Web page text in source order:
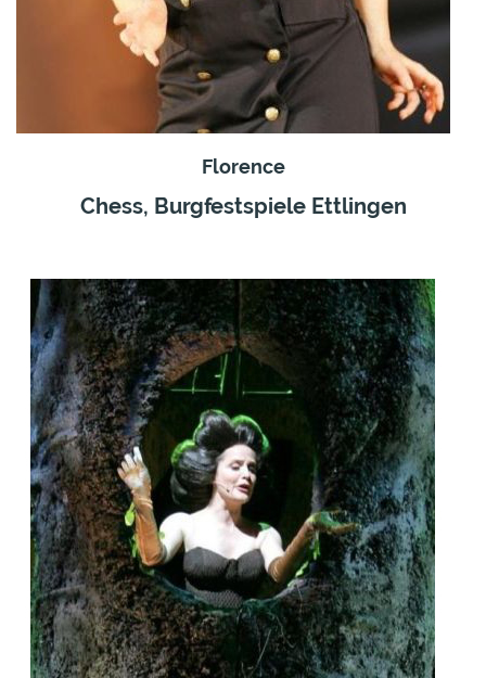
Florence
Chess, Burgfestspiele Ettlingen